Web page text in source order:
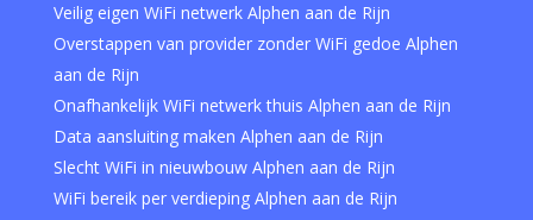
Veilig eigen WiFi netwerk Alphen aan de Rijn
Overstappen van provider zonder WiFi gedoe Alphen
aan de Rijn
Onafhankelijk WiFi netwerk thuis Alphen aan de Rijn
Data aansluiting maken Alphen aan de Rijn
Slecht WiFi in nieuwbouw Alphen aan de Rijn
WiFi bereik per verdieping Alphen aan de Rijn